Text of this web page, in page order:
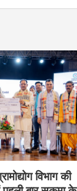
विभाग की